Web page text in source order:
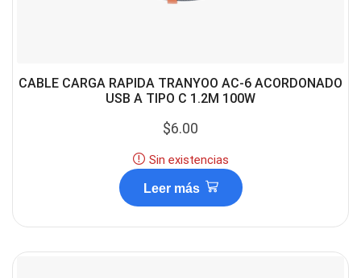
CABLE CARGA RAPIDA TRANYOO AC-6 ACORDONADO
USB A TIPO C 1.2M 100W
$6.00
Sin existencias
Leer más